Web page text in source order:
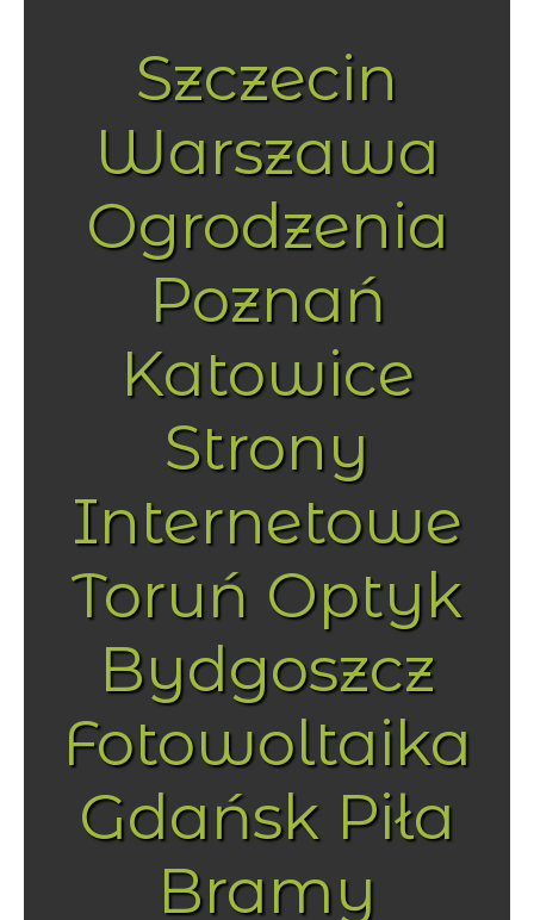
Szczecin
Warszawa
Ogrodzenia
Poznań
Katowice
Strony
Internetowe
Toruń Optyk
Bydgoszcz
Fotowoltaika
Gdańsk Piła
Bramy